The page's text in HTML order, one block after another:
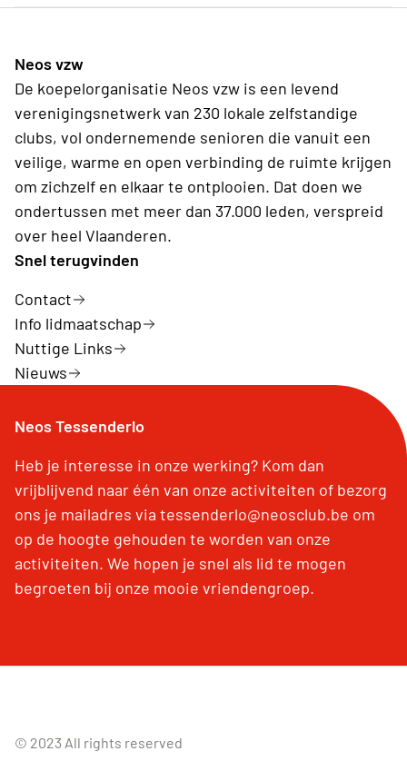
Neos vzw
De koepelorganisatie Neos vzw is een levend
verenigingsnetwerk van 230 lokale zelfstandige
clubs, vol ondernemende senioren die vanuit een
veilige, warme en open verbinding de ruimte krijgen
om zichzelf en elkaar te ontplooien. Dat doen we
ondertussen met meer dan 37.000 leden, verspreid
over heel Vlaanderen.
Snel terugvinden
Contact
Info lidmaatschap
Nuttige Links
Nieuws
Neos Tessenderlo
Heb je interesse in onze werking? Kom dan
vrijblijvend naar één van onze activiteiten of bezorg
ons je mailadres via tessenderlo@neosclub.be om
op de hoogte gehouden te worden van onze
activiteiten. We hopen je snel als lid te mogen
begroeten bij onze mooie vriendengroep.
© 2023 All rights reserved